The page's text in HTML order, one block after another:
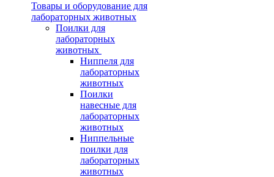
Товары и оборудование для
лабораторных животных
Поилки для
лабораторных
животных
Ниппеля для
лабораторных
животных
Поилки
навесные для
лабораторных
животных
Ниппельные
поилки для
лабораторных
животных